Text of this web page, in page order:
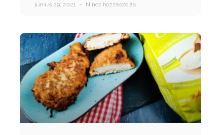
június 29, 2021 Nincs hozzászólás